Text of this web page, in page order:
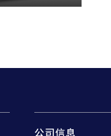
公司信息